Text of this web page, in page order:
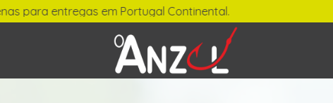
em Portugal Continental.